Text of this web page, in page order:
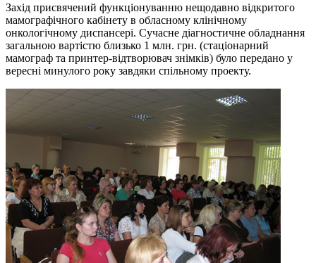
Захід присвячений функціонуванню нещодавно відкритого
мамографічного кабінету в обласному клінічному
онкологічному диспансері. Сучасне діагностичне обладнання
загальною вартістю близько 1 млн. грн. (стаціонарний
мамограф та принтер-відтворювач знімків) було передано у
вересні минулого року завдяки спільному проекту.